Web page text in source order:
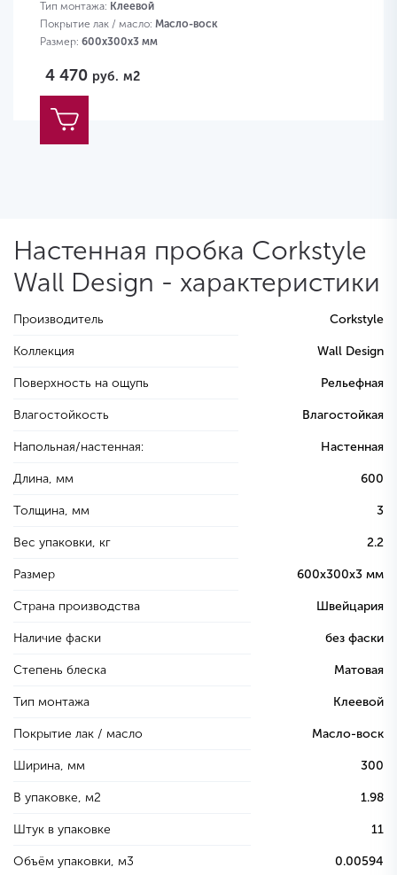
Тип монтажа: Клеевой
Покрытие лак / масло: Масло-воск
Размер: 600х300х3 мм
4 470 руб. м2
Настенная пробка Corkstyle
Wall Design - характеристики
Производитель Corkstyle
Коллекция Wall Design
Поверхность на ощупь Рельефная
Влагостойкость Влагостойкая
Напольная/настенная: Настенная
Длина, мм 600
Толщина, мм 3
Вес упаковки, кг 2.2
Размер 600х300х3 мм
Страна производства Швейцария
Наличие фаски без фаски
Степень блеска Матовая
Тип монтажа Клеевой
Покрытие лак / масло Масло-воск
Ширина, мм 300
В упаковке, м2 1.98
Штук в упаковке 11
Объём упаковки, м3 0.00594